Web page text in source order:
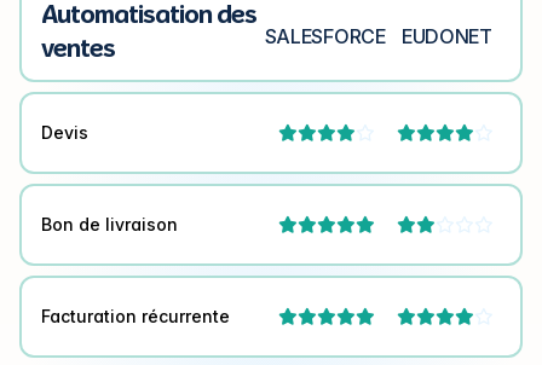
Automatisation des
ventes
SALESFORCE EUDONET
Devis  
Bon de livraison  
Facturation récurrente  